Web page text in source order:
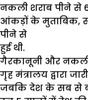
नकली शराब पीने से
आंकड़ों के मुताबिक,
पीने से
हुई थी.
गैरकानूनी और नकली
गृह मंत्रालय द्वारा
जबकि देश के सब से बड़े